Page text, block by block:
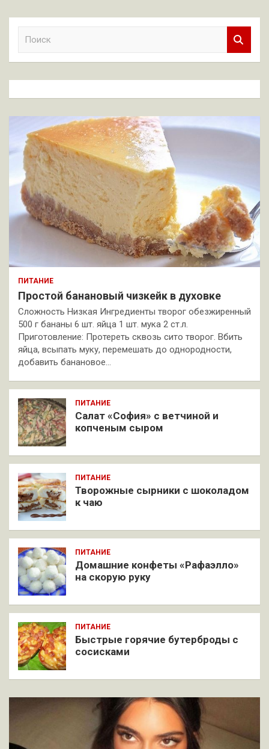
к
ПИТАНИЕ
Простой банановый чизкейк в духовке
Сложность Низкая Ингредиенты творог обезжиренный
500 г бананы 6 шт. яйца 1 шт. мука 2 ст.л.
Приготовление: Протереть сквозь сито творог. Вбить
яйца, всыпать муку, перемешать до однородности,
добавить банановое…
ПИТАНИЕ
Салат «София» с ветчиной и
копченым сыром
ПИТАНИЕ
Творожные сырники с шоколадом
к чаю
ПИТАНИЕ
Домашние конфеты «Рафаэлло»
на скорую руку
ПИТАНИЕ
Быстрые горячие бутерброды с
сосисками